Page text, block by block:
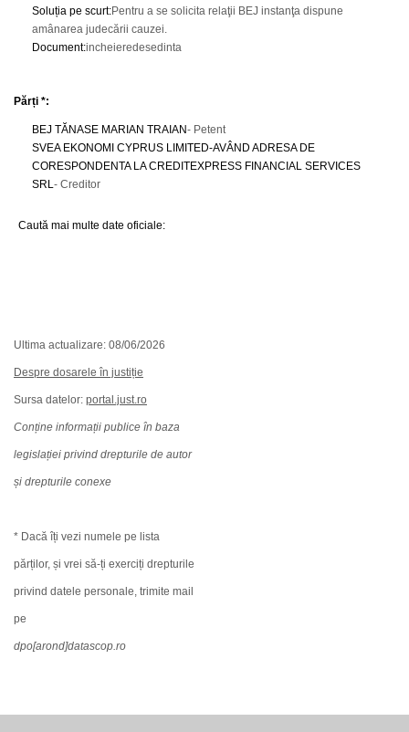
Soluția pe scurt:Pentru a se solicita relaţii BEJ instanţa dispune
amânarea judecării cauzei.
Document:incheieredesedinta
Părți *:
BEJ TĂNASE MARIAN TRAIAN- Petent
SVEA EKONOMI CYPRUS LIMITED-AVÂND ADRESA DE
CORESPONDENTA LA CREDITEXPRESS FINANCIAL SERVICES
SRL- Creditor
Caută mai multe date oficiale:
Ultima actualizare: 08/06/2026
Despre dosarele în justiție
Sursa datelor: portal.just.ro
Conține informații publice în baza
legislației privind drepturile de autor
și drepturile conexe
* Dacă îți vezi numele pe lista
părților, și vrei să-ți exerciți drepturile
privind datele personale, trimite mail
pe
dpo[arond]datascop.ro